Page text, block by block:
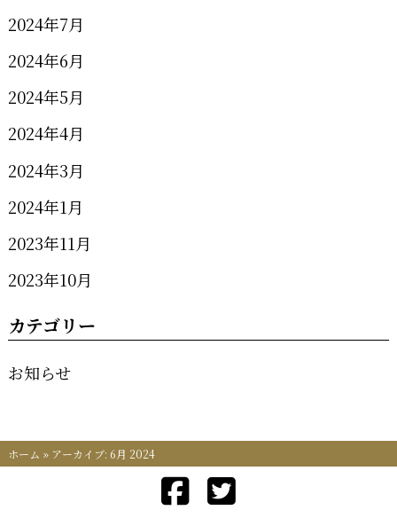
2024年7月
2024年6月
2024年5月
2024年4月
2024年3月
2024年1月
2023年11月
2023年10月
カテゴリー
お知らせ
ホーム » アーカイブ: 6月 2024